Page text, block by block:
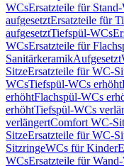
WCsErsatzteile für
aufgesetztErsatzteile für
aufgesetztTiefspül-WCs
WCsErsatzteile für
SanitärkeramikAufgesetzt
SitzeErsatzteile für WC-
WCsTiefspül-WCs erhöht
erhöhtFlachspül-WCs
erhöhtTiefspül-WCs
verlängertComfort WC-
SitzeErsatzteile für WC-
SitzringeWCs für Kinder
WCsErsatzteile für